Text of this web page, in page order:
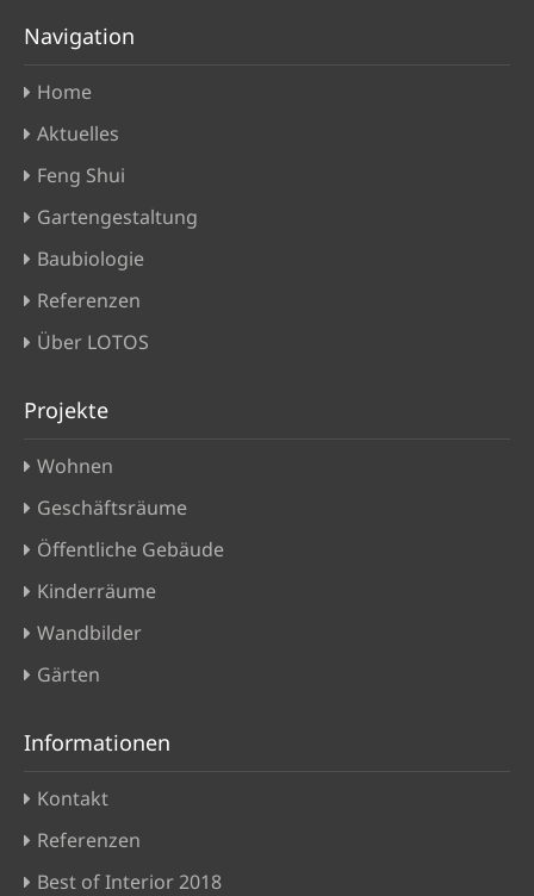
Navigation
Home
Aktuelles
Feng Shui
Gartengestaltung
Baubiologie
Referenzen
Über LOTOS
Projekte
Wohnen
Geschäftsräume
Öffentliche Gebäude
Kinderräume
Wandbilder
Gärten
Informationen
Kontakt
Referenzen
Best of Interior 2018